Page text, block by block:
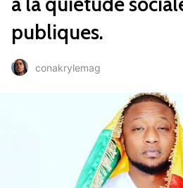
publiques.
conakrylemag